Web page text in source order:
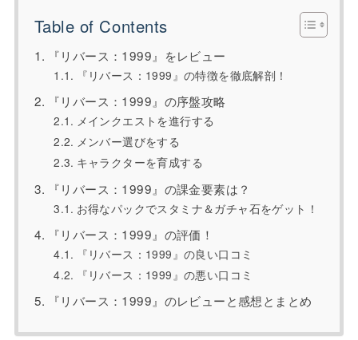
Table of Contents
『リバース：1999』をレビュー
『リバース：1999』の特徴を徹底解剖！
『リバース：1999』の序盤攻略
メインクエストを進行する
メンバー選びをする
キャラクターを育成する
『リバース：1999』の課金要素は？
お得なパックでスタミナ＆ガチャ石をゲット！
『リバース：1999』の評価！
『リバース：1999』の良い口コミ
『リバース：1999』の悪い口コミ
『リバース：1999』のレビューと感想とまとめ